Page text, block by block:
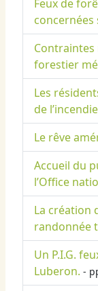
Feux de
concernées
forestier
Les
de
Le rêve
Accueil du
l’Office
La création
randonnée
Un P.I.G.
Luberon. -